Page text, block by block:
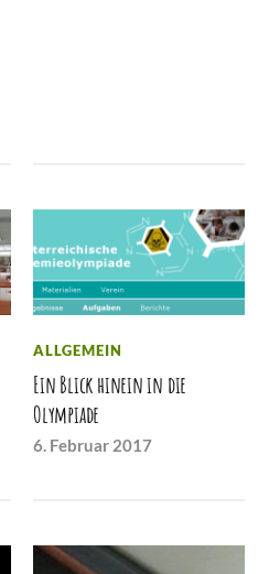
ALLGEMEIN
Ein Blick hinein in die
Olympiade
6. Februar 2017